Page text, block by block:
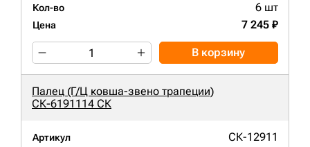
Кол-во 6 шт
Цена 7 245 ₽
В корзину
Палец (Г/Ц ковша-звено трапеции)
СК-6191114 СК
Артикул СК-12911